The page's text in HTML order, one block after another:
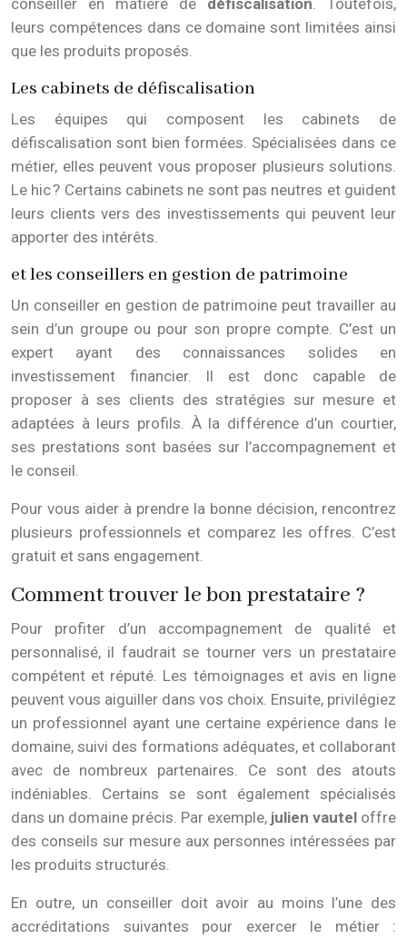
leurs compétences dans ce domaine sont limitées ainsi
que les produits proposés.
Les cabinets de défiscalisation
Les équipes qui composent les cabinets de
défiscalisation sont bien formées. Spécialisées dans ce
métier, elles peuvent vous proposer plusieurs solutions.
Le hic ? Certains cabinets ne sont pas neutres et guident
leurs clients vers des investissements qui peuvent leur
apporter des intérêts.
et les conseillers en gestion de patrimoine
Un conseiller en gestion de patrimoine peut travailler au
sein d’un groupe ou pour son propre compte. C’est un
expert ayant des connaissances solides en
investissement financier. Il est donc capable de
proposer à ses clients des stratégies sur mesure et
adaptées à leurs profils. À la différence d’un courtier,
ses prestations sont basées sur l’accompagnement et
le conseil.
Pour vous aider à prendre la bonne décision, rencontrez
plusieurs professionnels et comparez les offres. C’est
gratuit et sans engagement.
Comment trouver le bon prestataire ?
Pour profiter d’un accompagnement de qualité et
personnalisé, il faudrait se tourner vers un prestataire
compétent et réputé. Les témoignages et avis en ligne
peuvent vous aiguiller dans vos choix. Ensuite, privilégiez
un professionnel ayant une certaine expérience dans le
domaine, suivi des formations adéquates, et collaborant
avec de nombreux partenaires. Ce sont des atouts
indéniables. Certains se sont également spécialisés
dans un domaine précis. Par exemple, julien vautel offre
des conseils sur mesure aux personnes intéressées par
les produits structurés.
En outre, un conseiller doit avoir au moins l’une des
accréditations suivantes pour exercer le métier :